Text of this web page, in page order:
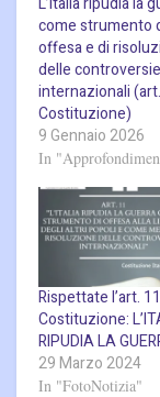
come strumento
offesa e di
delle controversie
internazionali
Costituzione)
9 Gennaio 2026
In
Rispettate l’art.
Costituzione:
RIPUDIA LA
29 Marzo 2024
In "FotoNotizia"